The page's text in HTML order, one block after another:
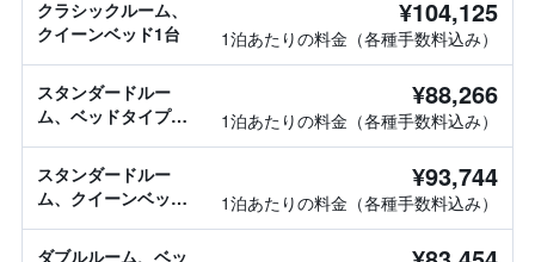
クラシックルーム、
クイーンベッド1台
¥104,125
1泊あたりの料金（各種手数料込み）
スタンダードルー
ム、ベッドタイプ情
¥88,266
1泊あたりの料金（各種手数料込み）
スタンダードルー
ム、クイーンベッド1
¥93,744
1泊あたりの料金（各種手数料込み）
ダブルルーム、ベッ